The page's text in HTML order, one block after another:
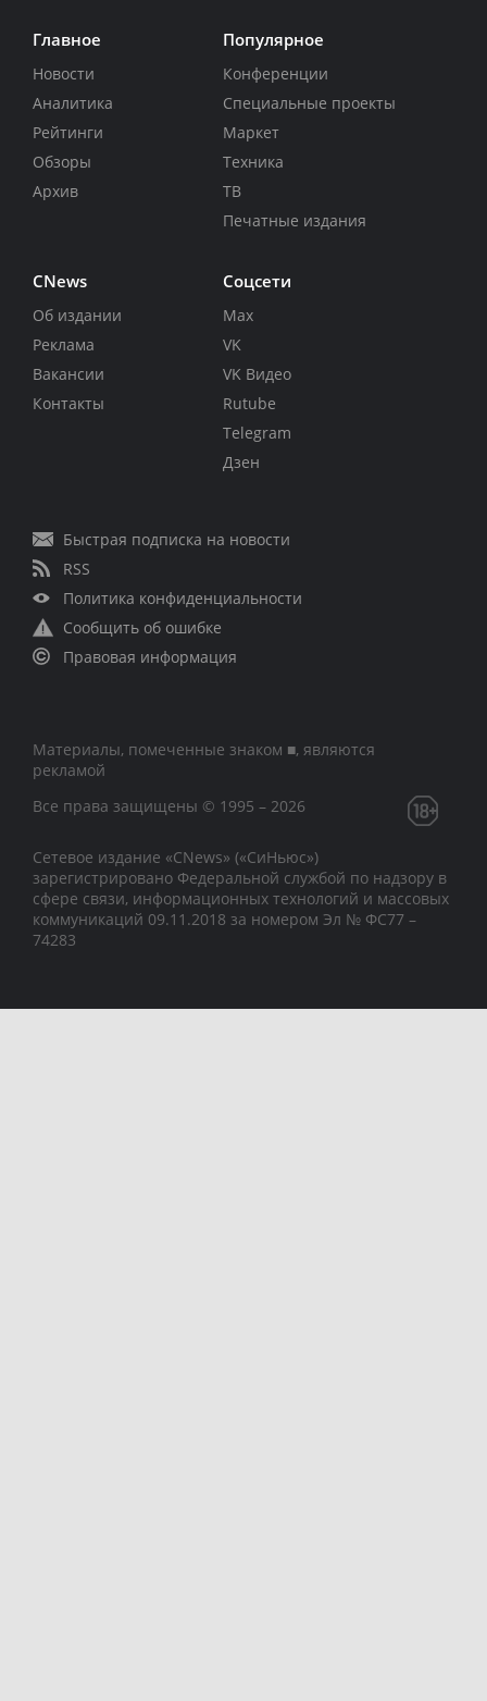
Главное
Новости
Аналитика
Рейтинги
Обзоры
Архив
Популярное
Конференции
Специальные проекты
Маркет
Техника
ТВ
Печатные издания
CNews
Об издании
Реклама
Вакансии
Контакты
Соцсети
Max
VK
VK Видео
Rutube
Telegram
Дзен
Быстрая подписка на новости
RSS
Политика конфиденциальности
Сообщить об ошибке
Правовая информация
Материалы, помеченные знаком ■, являются
рекламой
Все права защищены © 1995 – 2026
Сетевое издание «CNews» («СиНьюс»)
зарегистрировано Федеральной службой по надзору в
сфере связи, информационных технологий и массовых
коммуникаций 09.11.2018 за номером Эл № ФС77 –
74283